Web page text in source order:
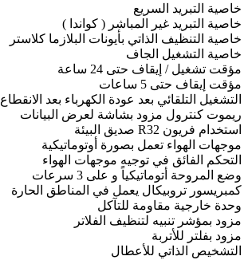
خاصية التبريد السريع
خاصية التبريد غير المباشر ( كواندا )
خاصية التنظيف الذاتي بأيونات البلازما كلاستر
خاصية التشغيل الجاف
مؤقت تشغيل / إيقاف حتى 24 ساعة
مؤقت إيقاف حتى 5 ساعات
التشغيل التلقائي بعد عودة الكهرباء بعد الانقطاع
ريموت كنترول مزود بشاشة لعرض البيانات
استخدام فريون R32 صديق البيئة
موجهات الهواء تعمل بصورة أوتوماتيكية
التحكم الفائق في توجيه موجهات الهواء
وضع المروحة أتوماتيكياً و على 3 سرعات
كمبريسور تروبيكال يعمل في المناطق الحارة
وحدة خارجية مقاومة للتآكل
مزود بمؤشر تنبيه لتنظيف الفلاتر
مزود بفلتر للأتربة
التشخيص الذاتي للأعطال